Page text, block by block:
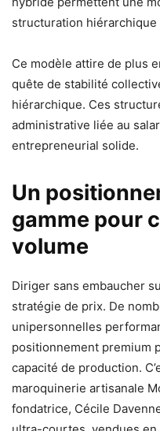
structuration hiérarchique
Ce modèle attire de plus
quête de stabilité
hiérarchique. Ces
administrative liée au
entrepreneurial solide.
Un
gamme pour
volume
Diriger sans embaucher
stratégie de prix. De
unipersonnelles
positionnement premium
capacité de production.
maroquinerie artisanale
fondatrice, Cécile